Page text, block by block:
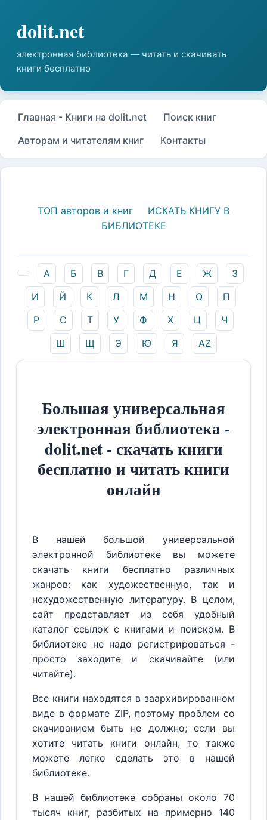
Главная - Книги на dolit.net
Поиск книг
Авторам и читателям книг
Контакты
ТОП авторов и книг
ИСКАТЬ КНИГУ В
БИБЛИОТЕКЕ
А Б В Г Д Е Ж
З
И
Й К Л М Н О
П
Р
С Т У Ф Х Ц
Ч
Ш
Щ Э Ю Я AZ
Большая универсальная
электронная библиотека -
dolit.net - скачать книги
бесплатно и читать книги
онлайн
В нашей большой универсальной
электронной библиотеке вы можете
скачать книги бесплатно различных
жанров: как художественную, так и
нехудожественную литературу. В целом,
сайт представляет из себя удобный
каталог ссылок с книгами и поиском. В
библиотеке не надо регистрироваться -
просто заходите и скачивайте (или
читайте).
Все книги находятся в заархивированном
виде в формате ZIP, поэтому проблем со
скачиванием быть не должно; если вы
хотите читать книги онлайн, то также
можете легко сделать это в нашей
библиотеке.
В нашей библиотеке собраны около 70
тысяч книг, разбитых на примерно 140